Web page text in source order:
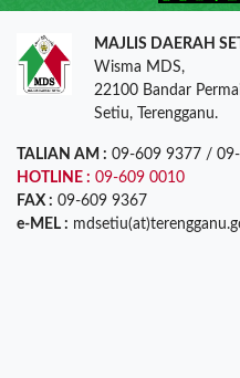
MAJLIS DAERAH
Wisma MDS,
22100 Bandar
Setiu, Terengganu.
TALIAN AM : 09-609 9377 /
HOTLINE : 09-609 0010
FAX : 09-609 9367
e-MEL :